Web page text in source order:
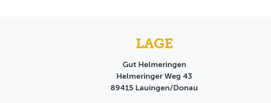
LAGE
Gut Helmeringen
Helmeringer Weg 43
89415 Lauingen/Donau